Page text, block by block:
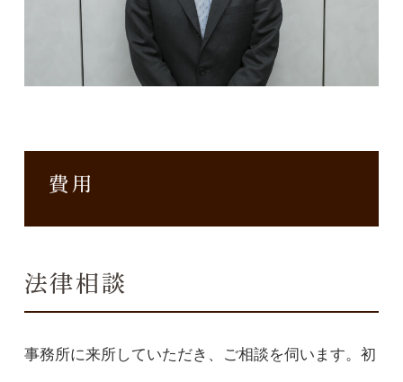
費用
法律相談
事務所に来所していただき、ご相談を伺います。初